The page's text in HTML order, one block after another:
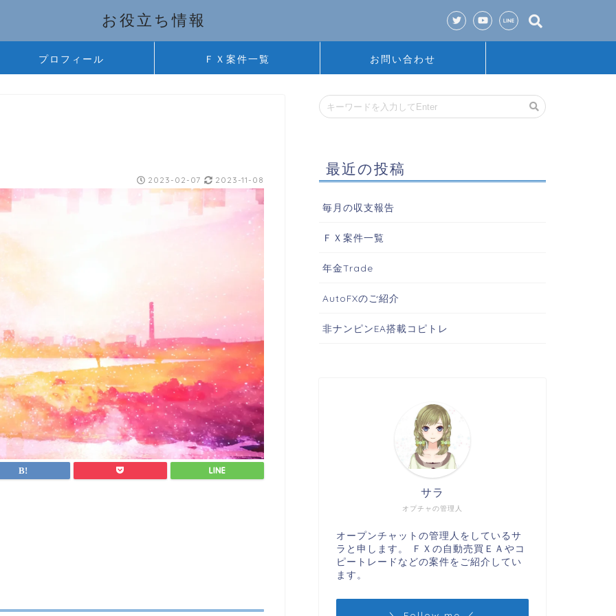
お役立ち情報
プロフィール ＦＸ案件一覧 お問い合わせ
2023-02-07 2023-11-08
最近の投稿
毎月の収支報告
ＦＸ案件一覧
年金Trade
AutoFXのご紹介
非ナンピンEA搭載コピトレ
オプチャの管理人
サラ
オープンチャットの管理人をしているサ
ラと申します。 ＦＸの自動売買ＥＡやコ
ピートレードなどの案件をご紹介してい
ます。